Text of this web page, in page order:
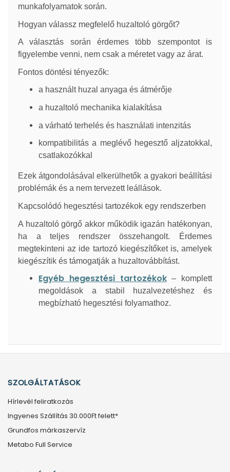
munkafolyamatok során.
Hogyan válassz megfelelő huzaltoló görgőt?
A választás során érdemes több szempontot is
figyelembe venni, nem csak a méretet vagy az árat.
Fontos döntési tényezők:
a használt huzal anyaga és átmérője
a huzaltoló mechanika kialakítása
a várható terhelés és használati intenzitás
kompatibilitás a meglévő hegesztő aljzatokkal,
csatlakozókkal
Ezek átgondolásával elkerülhetők a gyakori beállítási
problémák és a nem tervezett leállások.
Kapcsolódó hegesztési tartozékok egy rendszerben
A huzaltoló görgő akkor működik igazán hatékonyan,
ha a teljes rendszer összehangolt. Érdemes
megtekinteni az ide tartozó kiegészítőket is, amelyek
kiegészítik és támogatják a huzaltovábbítást.
Egyéb hegesztési tartozékok– komplett
megoldások a stabil huzalvezetéshez és
megbízható hegesztési folyamathoz.
SZOLGÁLTATÁSOK
Hírlevél feliratkozás
Ingyenes Szállítás 30.000Ft felett*
Grundfos márkaszervíz
Metabo Full Service